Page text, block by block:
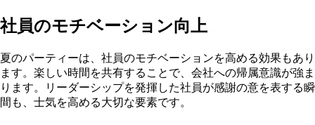
社員のモチベーション向上
夏のパーティーは、社員のモチベーションを高める効果もあり
ます。楽しい時間を共有することで、会社への帰属意識が強ま
ります。リーダーシップを発揮した社員が感謝の意を表する瞬
間も、士気を高める大切な要素です。